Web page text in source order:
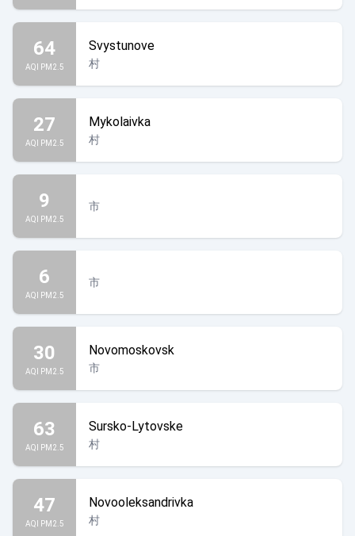
64
AQI PM2.5
Svystunove
村
27
AQI PM2.5
Mykolaivka
村
9
AQI PM2.5
市
6
AQI PM2.5
市
30
AQI PM2.5
Novomoskovsk
市
63
AQI PM2.5
Sursko-Lytovske
村
47
AQI PM2.5
Novooleksandrivka
村